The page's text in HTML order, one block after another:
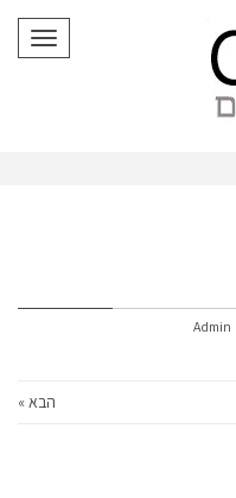
תפריט
Admin
הבא »